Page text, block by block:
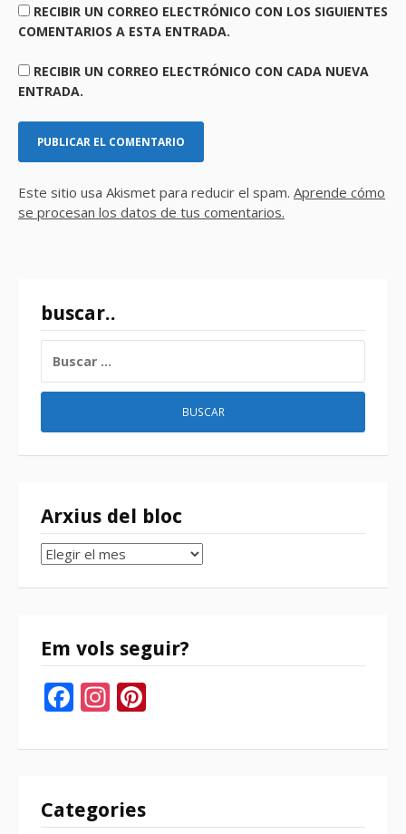
RECIBIR UN CORREO ELECTRÓNICO CON LOS SIGUIENTES
COMENTARIOS A ESTA ENTRADA.
RECIBIR UN CORREO ELECTRÓNICO CON CADA NUEVA
ENTRADA.
Este sitio usa Akismet para reducir el spam. Aprende cómo
se procesan los datos de tus comentarios.
buscar..
Arxius del bloc
Arxius
bloc
Em vols seguir?
Facebook
Instagram
Categories